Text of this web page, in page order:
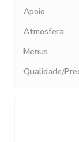
Apoio
Atmosfera
Menus
Qualidade/